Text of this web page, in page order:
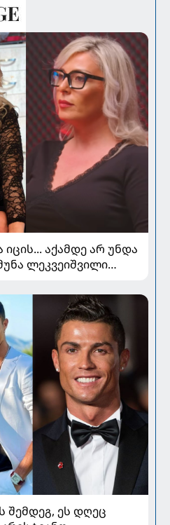
ახვლედიანის
იცის... აქამდე არ უნდა
ლეკვეიშვილი
შემდეგ, ეს დღეც